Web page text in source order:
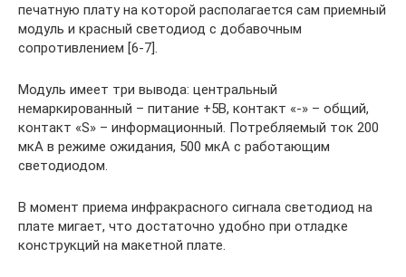
печатную плату на которой располагается сам приемный
модуль и красный светодиод с добавочным
сопротивлением [6-7].
Модуль имеет три вывода: центральный
немаркированный – питание +5В, контакт «-» – общий,
контакт «S» – информационный. Потребляемый ток 200
мкА в режиме ожидания, 500 мкА с работающим
светодиодом.
В момент приема инфракрасного сигнала светодиод на
плате мигает, что достаточно удобно при отладке
конструкций на макетной плате.